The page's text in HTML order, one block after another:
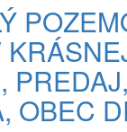
PREDAJ,
OBEC